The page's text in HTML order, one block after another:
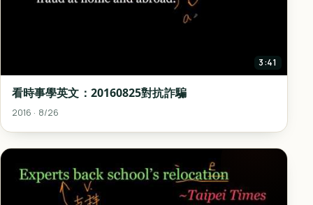
3:41
看時事學英文：20160825對抗詐騙
2016 · 8/26